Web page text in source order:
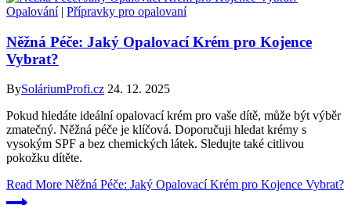
Opalování| Přípravky pro opalovaní
Něžná Péče: Jaký Opalovací Krém pro Kojence
Vybrat?
BySoláriumProfi.cz 24. 12. 2025
Pokud hledáte ideální opalovací krém pro vaše dítě, může být výběr
zmatečný. Něžná péče je klíčová. Doporučuji hledat krémy s
vysokým SPF a bez chemických látek. Sledujte také citlivou
pokožku dítěte.
Read More Něžná Péče: Jaký Opalovací Krém pro Kojence Vybrat?